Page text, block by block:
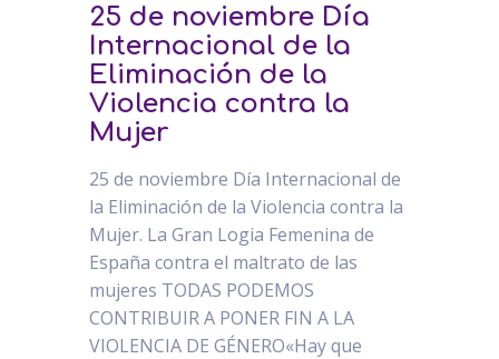
25 de noviembre Día
Internacional de la
Eliminación de la
Violencia contra la
Mujer
25 de noviembre Día Internacional de
la Eliminación de la Violencia contra la
Mujer. La Gran Logia Femenina de
España contra el maltrato de las
mujeres TODAS PODEMOS
CONTRIBUIR A PONER FIN A LA
VIOLENCIA DE GÉNERO«Hay que